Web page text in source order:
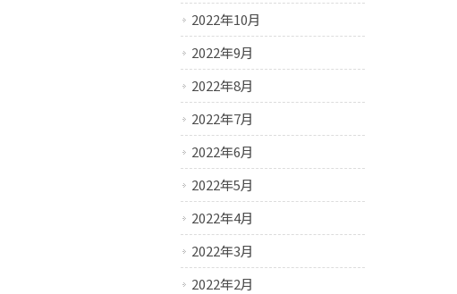
2022年10月
2022年9月
2022年8月
2022年7月
2022年6月
2022年5月
2022年4月
2022年3月
2022年2月